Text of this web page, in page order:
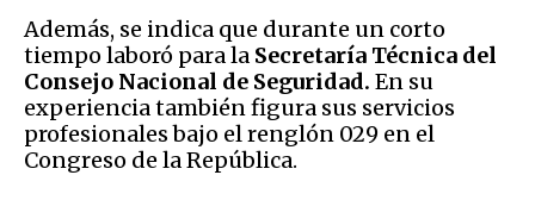
Además, se indica que durante un corto
tiempo laboró para la Secretaría Técnica del
Consejo Nacional de Seguridad. En su
experiencia también figura sus servicios
profesionales bajo el renglón 029 en el
Congreso de la República.